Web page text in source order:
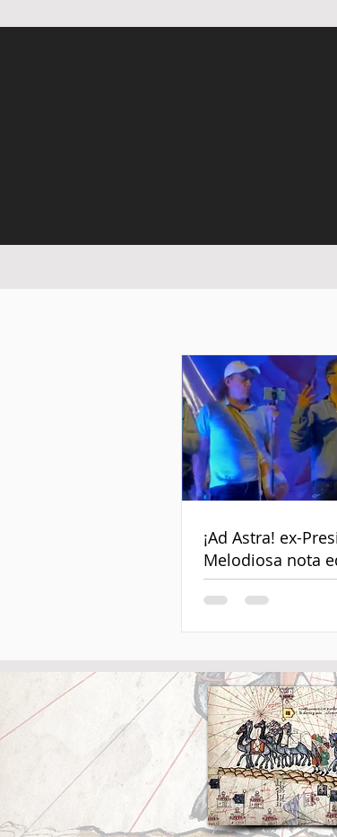
¡Ad Astra! ex-
Melodiosa nota
despedida